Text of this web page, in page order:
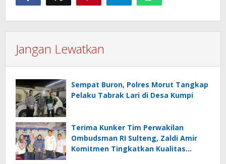
Jangan Lewatkan
Sempat Buron, Polres Morut Tangkap
Pelaku Tabrak Lari di Desa Kumpi
Terima Kunker Tim Perwakilan
Ombudsman RI Sulteng, Zaldi Amir
Komitmen Tingkatkan Kualitas